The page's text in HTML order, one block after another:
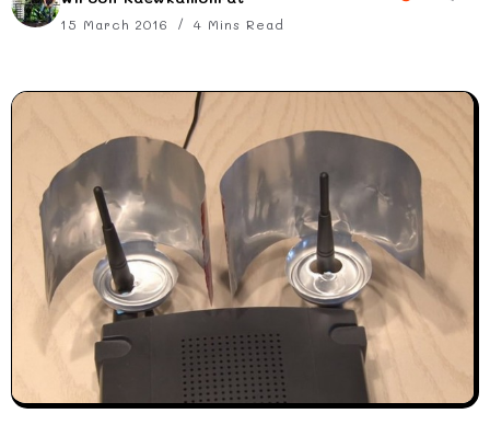
15 March 2016 4 Mins Read